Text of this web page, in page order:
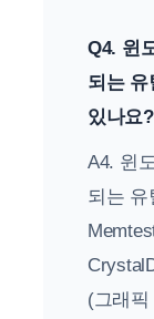
Q4. 윈
되는 유
있나요?
A4. 윈
되는 유
(그래